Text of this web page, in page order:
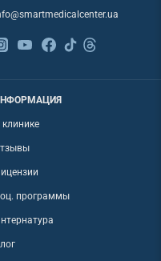
клинике
программы